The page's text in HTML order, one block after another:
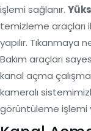
işlemi sağlanır.
temizleme araçları
yapılır.
Bakım araçları
kanal açma
kameralı
görüntüleme işlemi